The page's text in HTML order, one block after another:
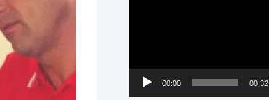
00:00 00:32